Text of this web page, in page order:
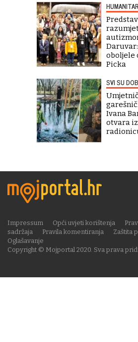
oboljele
Picka
SVI SU
Ivana
otvara
Copyright © Mojportal 2020. Sva prava
Impressum Opći uvjeti korištenja
sadržaja
Pravila komentiranja Zaštita
Oglašavanje